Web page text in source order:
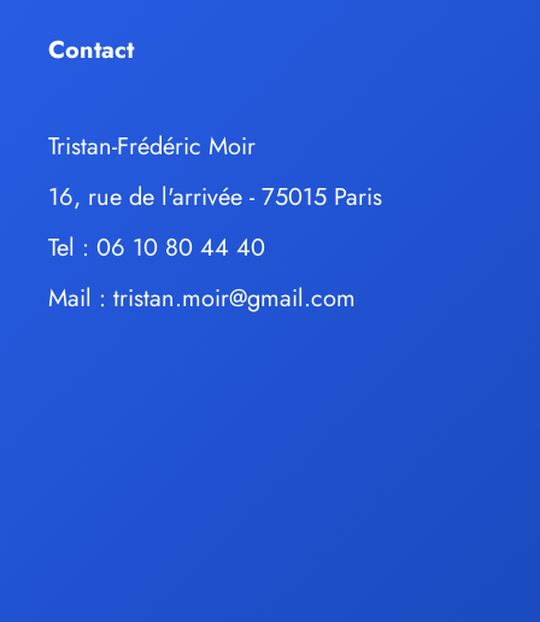
Contact
Tristan-Frédéric Moir
16, rue de l'arrivée - 75015 Paris
Tel : 06 10 80 44 40
Mail : tristan.moir@gmail.com